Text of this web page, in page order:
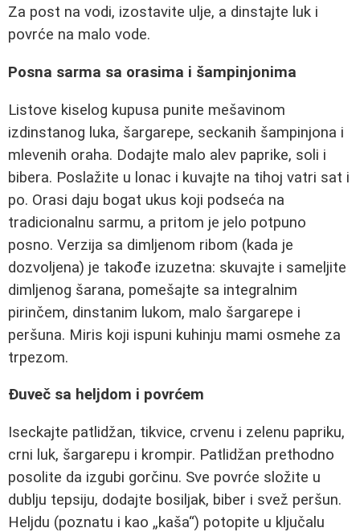
Za post na vodi, izostavite ulje, a dinstajte luk i
povrće na malo vode.
Posna sarma sa orasima i šampinjonima
Listove kiselog kupusa punite mešavinom
izdinstanog luka, šargarepe, seckanih šampinjona i
mlevenih oraha. Dodajte malo alev paprike, soli i
bibera. Poslažite u lonac i kuvajte na tihoj vatri sat i
po. Orasi daju bogat ukus koji podseća na
tradicionalnu sarmu, a pritom je jelo potpuno
posno. Verzija sa dimljenom ribom (kada je
dozvoljena) je takođe izuzetna: skuvajte i sameljite
dimljenog šarana, pomešajte sa integralnim
pirinčem, dinstanim lukom, malo šargarepe i
peršuna. Miris koji ispuni kuhinju mami osmehe za
trpezom.
Đuveč sa heljdom i povrćem
Iseckajte patlidžan, tikvice, crvenu i zelenu papriku,
crni luk, šargarepu i krompir. Patlidžan prethodno
posolite da izgubi gorčinu. Sve povrće složite u
dublju tepsiju, dodajte bosiljak, biber i svež peršun.
Heljdu (poznatu i kao „kaša“) potopite u ključalu